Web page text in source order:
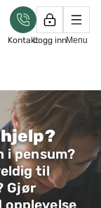
Logg innMenu
Kontakt
i pensum?
til
Gjør